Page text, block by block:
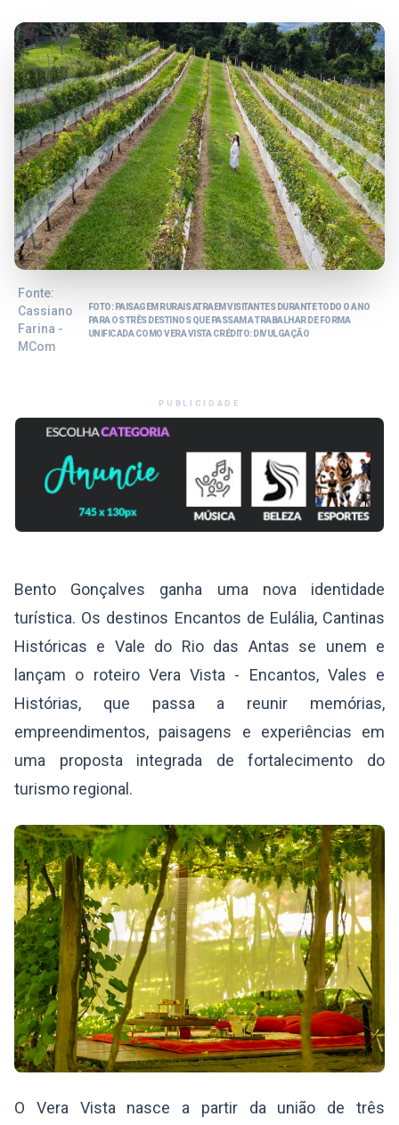
Fonte:
Cassiano
Farina -
MCom
FOTO: PAISAGEM RURAIS ATRAEM VISITANTES DURANTE TODO O ANO
PARA OS TRÊS DESTINOS QUE PASSAM A TRABALHAR DE FORMA
UNIFICADA COMO VERA VISTA CRÉDITO: DIVULGAÇÃO
PUBLICIDADE
Bento Gonçalves ganha uma nova identidade
turística. Os destinos Encantos de Eulália, Cantinas
Históricas e Vale do Rio das Antas se unem e
lançam o roteiro Vera Vista - Encantos, Vales e
Histórias, que passa a reunir memórias,
empreendimentos, paisagens e experiências em
uma proposta integrada de fortalecimento do
turismo regional.
O Vera Vista nasce a partir da união de três